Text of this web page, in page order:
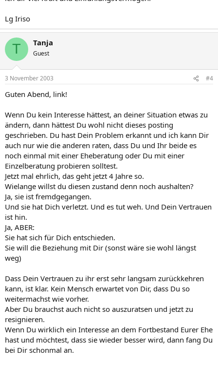
Lg Iriso
T Tanja
Guest
3 November 2003 #4
Guten Abend, link!
Wenn Du kein Interesse hättest, an deiner Situation etwas zu
ändern, dann hättest Du wohl nicht dieses posting
geschrieben. Du hast Dein Problem erkannt und ich kann Dir
auch nur wie die anderen raten, dass Du und Ihr beide es
noch einmal mit einer Eheberatung oder Du mit einer
Einzelberatung probieren solltest.
Jetzt mal ehrlich, das geht jetzt 4 Jahre so.
Wielange willst du diesen zustand denn noch aushalten?
Ja, sie ist fremdgegangen.
Und sie hat Dich verletzt. Und es tut weh. Und Dein Vertrauen
ist hin.
Ja, ABER:
Sie hat sich für Dich entschieden.
Sie will die Beziehung mit Dir (sonst wäre sie wohl längst
weg)
Dass Dein Vertrauen zu ihr erst sehr langsam zurückkehren
kann, ist klar. Kein Mensch erwartet von Dir, dass Du so
weitermachst wie vorher.
Aber Du brauchst auch nicht so auszuratsen und jetzt zu
resignieren.
Wenn Du wirklich ein Interesse an dem Fortbestand Eurer Ehe
hast und möchtest, dass sie wieder besser wird, dann fang Du
bei Dir schonmal an.